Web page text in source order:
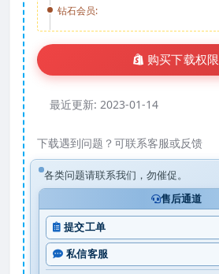
钻石会员:
购买下载权限
最近更新: 2023-01-14
下载遇到问题？可联系客服或反馈
各类问题请联系我们，勿催促。
售后通道
提交工单
私信客服